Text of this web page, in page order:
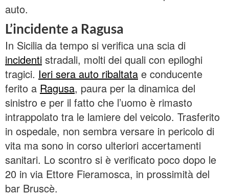
auto.
L’incidente a Ragusa
In Sicilia da tempo si verifica una scia di
incidenti stradali, molti dei quali con epiloghi
tragici. Ieri sera auto ribaltata e conducente
ferito a Ragusa, paura per la dinamica del
sinistro e per il fatto che l’uomo è rimasto
intrappolato tra le lamiere del veicolo. Trasferito
in ospedale, non sembra versare in pericolo di
vita ma sono in corso ulteriori accertamenti
sanitari. Lo scontro si è verificato poco dopo le
20 in via Ettore Fieramosca, in prossimità del
bar Bruscè.